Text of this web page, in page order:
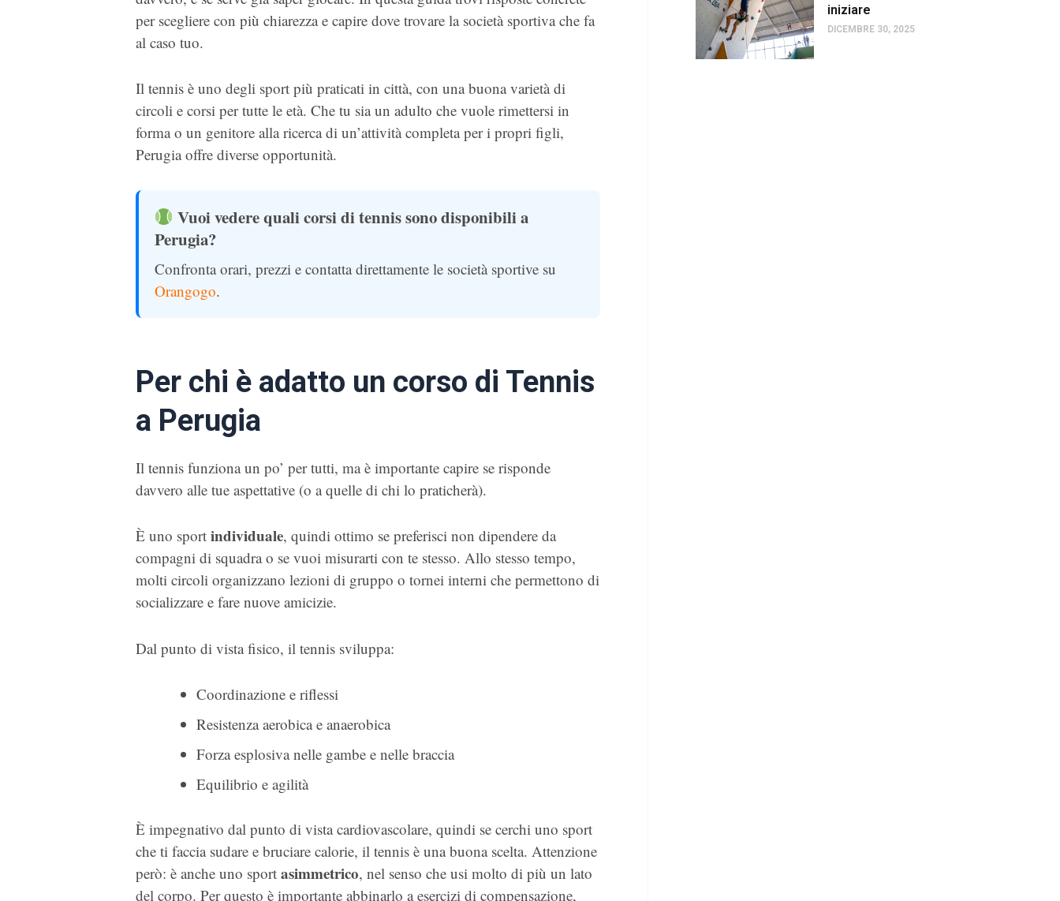
per scegliere con più chiarezza e capire dove trovare la società sportiva che fa
al caso tuo.
Il tennis è uno degli sport più praticati in città, con una buona varietà di
circoli e corsi per tutte le età. Che tu sia un adulto che vuole rimettersi in
forma o un genitore alla ricerca di un’attività completa per i propri figli,
Perugia offre diverse opportunità.
Vuoi vedere quali corsi di tennis sono disponibili a
Perugia?
Confronta orari, prezzi e contatta direttamente le società sportive su
Orangogo.
Per chi è adatto un corso di Tennis
a Perugia
Il tennis funziona un po’ per tutti, ma è importante capire se risponde
davvero alle tue aspettative (o a quelle di chi lo praticherà).
È uno sport individuale, quindi ottimo se preferisci non dipendere da
compagni di squadra o se vuoi misurarti con te stesso. Allo stesso tempo,
molti circoli organizzano lezioni di gruppo o tornei interni che permettono di
socializzare e fare nuove amicizie.
Dal punto di vista fisico, il tennis sviluppa:
Coordinazione e riflessi
Resistenza aerobica e anaerobica
Forza esplosiva nelle gambe e nelle braccia
Equilibrio e agilità
È impegnativo dal punto di vista cardiovascolare, quindi se cerchi uno sport
che ti faccia sudare e bruciare calorie, il tennis è una buona scelta. Attenzione
però: è anche uno sport asimmetrico, nel senso che usi molto di più un lato
del corpo. Per questo è importante abbinarlo a esercizi di compensazione,
iniziare
DICEMBRE 30, 2025